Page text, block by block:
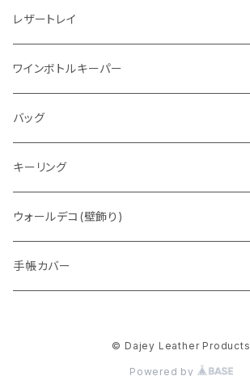
レザートレイ
番外編"Wave"
通常盤
ワインボトルキーパー
バッグ
トートバッグ
ウォレットバッグ
キーリング
ウォールデコ(壁飾り)
手帳カバー
© Dajey Leather Products
Powered by